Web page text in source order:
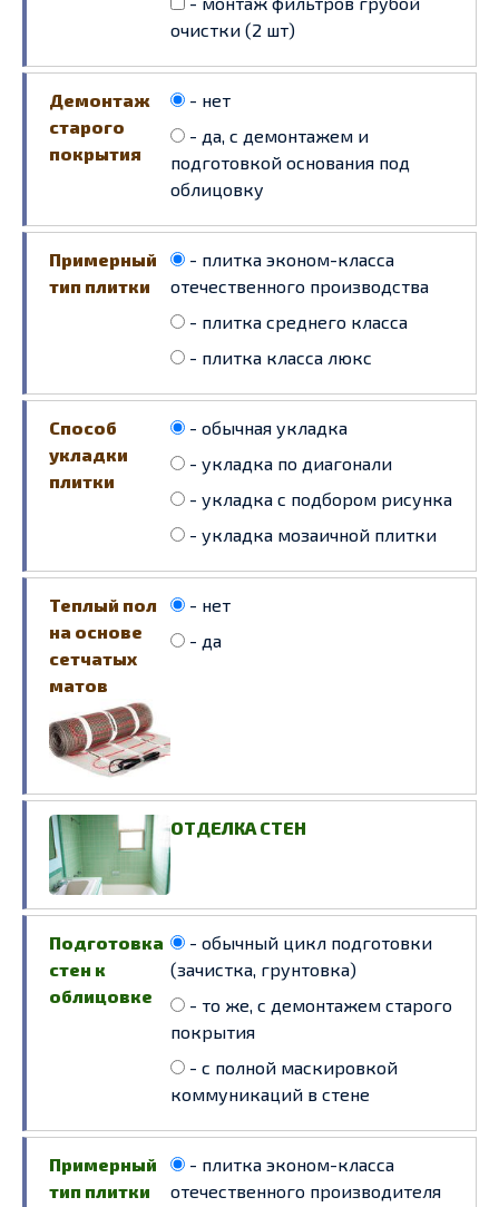
очистки (2 шт)
Демонтаж
старого
покрытия
- нет
- да, с демонтажем и
подготовкой основания под
облицовку
Примерный
тип плитки
- плитка эконом-класса
отечественного производства
- плитка среднего класса
- плитка класса люкс
Способ
укладки
плитки
- обычная укладка
- укладка по диагонали
- укладка с подбором рисунка
- укладка мозаичной плитки
Теплый пол
на основе
сетчатых
матов
- нет
- да
ОТДЕЛКА СТЕН
Подготовка
стен к
облицовке
- обычный цикл подготовки
(зачистка, грунтовка)
- то же, с демонтажем старого
покрытия
- с полной маскировкой
коммуникаций в стене
Примерный
тип плитки
- плитка эконом-класса
отечественного производителя